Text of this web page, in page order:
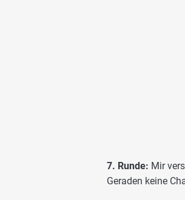
7. Runde: Mir
Geraden keine